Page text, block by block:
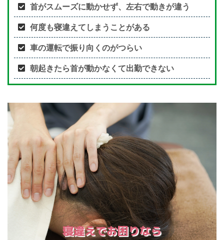
首がスムーズに動かせず、左右で動きが違う
何度も寝違えてしまうことがある
車の運転で振り向くのがつらい
朝起きたら首が動かなくて出勤できない
寝違えでお困りなら